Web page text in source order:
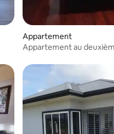
: 4 sur 5
Appartement
Appartement au